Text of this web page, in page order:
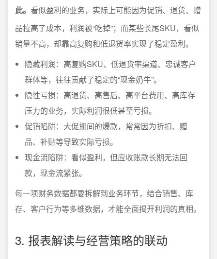
此。 看似盈利的业务，实际上可能因为促销、退货、赠
品拉高了成本，利润被“吃掉”；而某些长尾SKU，看似
销量不高，却靠高复购和低退货率实现了稳定盈利。
隐藏利润：高复购SKU、低退货率渠道、忠诚客户
群体等，往往贡献了稳定的“现金奶牛”。
隐性亏损：高退货、高售后、高平台费用、高库存
压力的业务，实际利润很低甚至亏损。
促销陷阱：大促期间的爆款，常常因为折扣、赠
品、补贴等导致实际亏损。
现金流陷阱：看似盈利，但应收账款长期无法回
款，现金流紧张。
每一项财务数据都要拆解到业务环节，结合销售、库
存、客户行为等多维数据，才能全面揭开利润的真相。
3. 报表解读与经营策略的联动